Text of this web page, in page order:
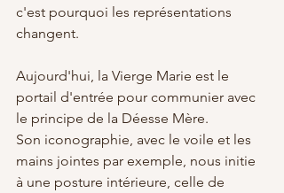
c'est pourquoi les représentations
changent.
Aujourd'hui, la Vierge Marie est le
portail d'entrée pour communier avec
le principe de la Déesse Mère.
Son iconographie, avec le voile et les
mains jointes par exemple, nous initie
à une posture intérieure, celle de